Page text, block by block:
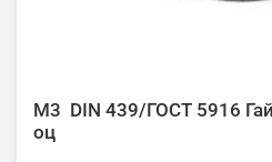
М3 DIN 439/ГОСТ 5916
оц